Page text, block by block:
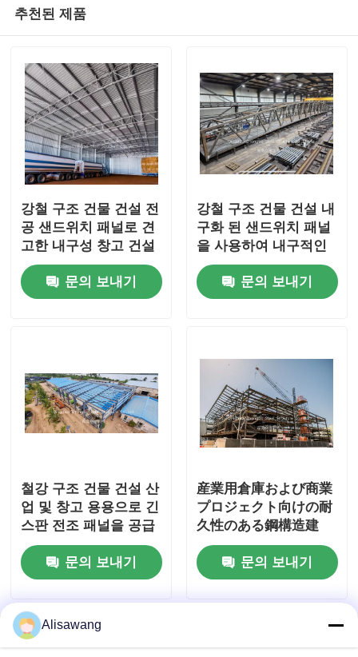
추천된 제품
강철 구조 건물 건설 전
공 샌드위치 패널로 견
고한 내구성 창고 건설
문의 보내기
강철 구조 건물 건설 내
구화 된 샌드위치 패널
을 사용하여 내구적인
창고 및 산업 공간
문의 보내기
철강 구조 건물 건설 산
업 및 창고 용용으로 긴
스판 전조 패널을 공급
문의 보내기
産業用倉庫および商業
プロジェクト向けの耐
久性のある鋼構造建
築、モジュラー設計と
簡単なメンテナンスを
特徴とする
문의 보내기
Alisawang